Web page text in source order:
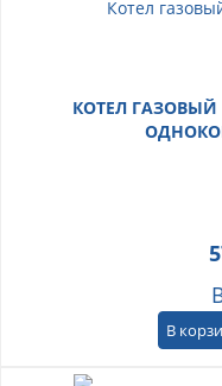
КОТЕЛ ГАЗОВЫЙ
В